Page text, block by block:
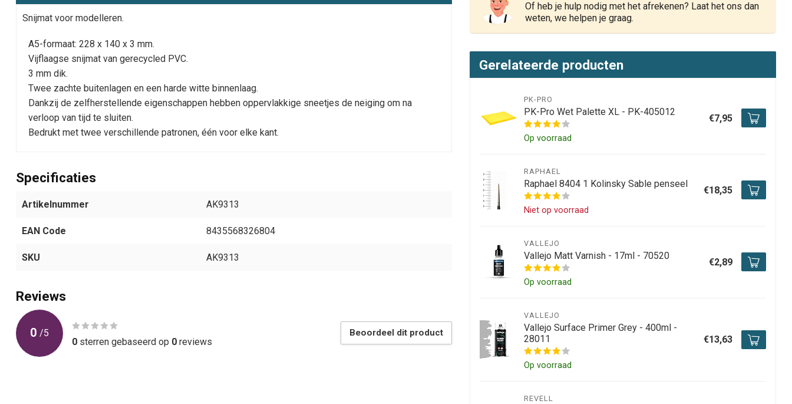
Snijmat voor modelleren.
A5-formaat: 228 x 140 x 3 mm.
Vijflaagse snijmat van gerecycled PVC.
3 mm dik.
Twee zachte buitenlagen en een harde witte binnenlaag.
Dankzij de zelfherstellende eigenschappen hebben oppervlakkige sneetjes de neiging om na
verloop van tijd te sluiten.
Bedrukt met twee verschillende patronen, één voor elke kant.
Specificaties
Artikelnummer AK9313
EAN Code 8435568326804
SKU AK9313
Reviews
0 /5
0 sterren gebaseerd op 0 reviews
Beoordeel dit product
Of heb je hulp nodig met het afrekenen? Laat het ons dan
weten, we helpen je graag.
Gerelateerde producten
PK-PRO
PK-Pro Wet Palette XL - PK-405012
Op voorraad
€7,95
RAPHAEL
Raphael 8404 1 Kolinsky Sable penseel
Niet op voorraad
€18,35
VALLEJO
Vallejo Matt Varnish - 17ml - 70520
Op voorraad
€2,89
VALLEJO
Vallejo Surface Primer Grey - 400ml -
28011
Op voorraad
€13,63
REVELL